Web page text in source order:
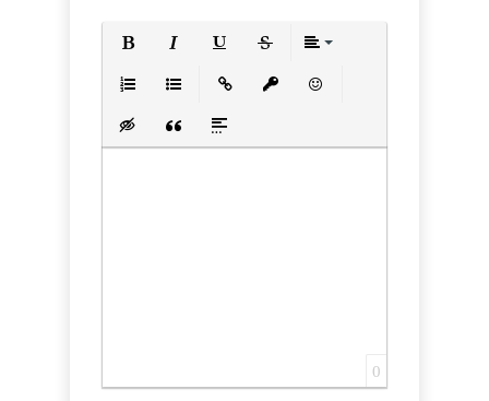
Вставка скрытого текста
Вставка цитаты
Вставка спойлера
0